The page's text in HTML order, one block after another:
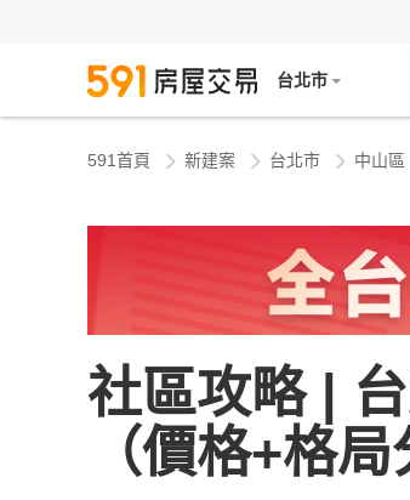
台北市
591首頁 新建案 台北市 中山區
社區攻略 |
（價格+格局